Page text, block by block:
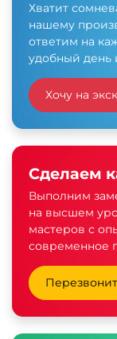
Хватит
нашему
ответим на
удобный
Хочу на
Сделаем
Выполним
на высшем
мастеров с
современное